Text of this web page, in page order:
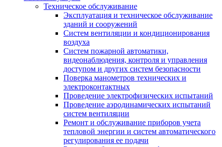
Техническое обслуживание
Эксплуатация и техническое обслуживание
зданий и сооружений
Систем вентиляции и кондиционирования
воздуха
Систем пожарной автоматики,
видеонаблюдения, контроля и управления
доступом и других систем безопасности
Поверка манометров технических и
электроконтактных
Проведение электрофизических испытаний
Проведение аэродинамических испытаний
систем вентиляции
Ремонт и обслуживание приборов учета
тепловой энергии и систем автоматического
регулирования ее подачи